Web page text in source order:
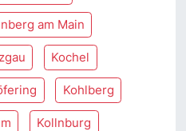
am Main
Kochel
Kohlberg
Kollnburg